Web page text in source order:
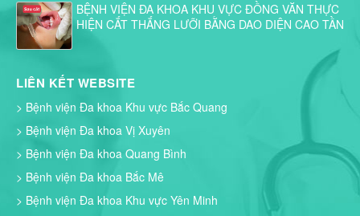
BỆNH VIỆN ĐA KHOA KHU VỰC ĐỒNG VĂN THỰC
HIỆN CẮT THẮNG LƯỠI BẰNG DAO DIỆN CAO TẦN
LIÊN KẾT WEBSITE
> Bệnh viện Đa khoa Khu vực Bắc Quang
> Bệnh viện Đa khoa Vị Xuyên
> Bệnh viện Đa khoa Quang Bình
> Bệnh viện Đa khoa Bắc Mê
> Bệnh viện Đa khoa Khu vực Yên Minh